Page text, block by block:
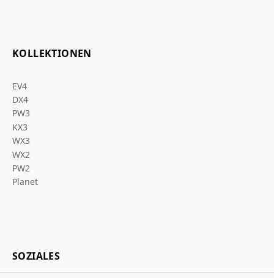
KOLLEKTIONEN
EV4
DX4
PW3
KX3
WX3
WX2
PW2
Planet
SOZIALES